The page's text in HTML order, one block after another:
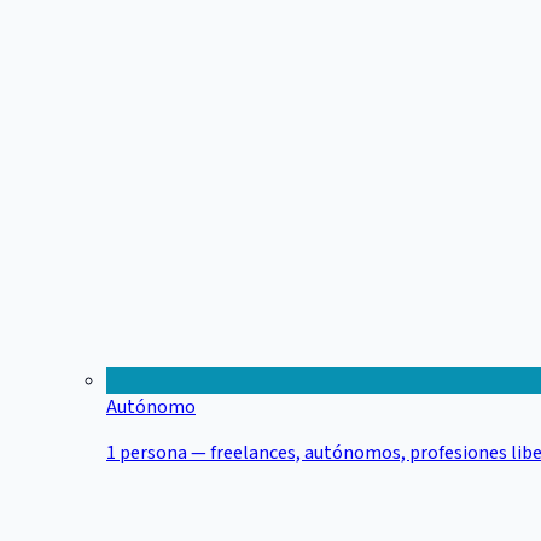
Autónomo
1 persona — freelances, autónomos, profesiones